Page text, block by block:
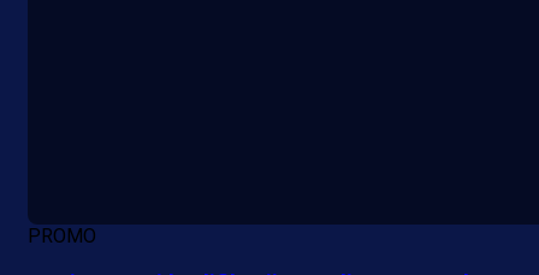
PROMO